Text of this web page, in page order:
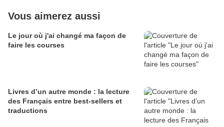
Vous aimerez aussi
Le jour où j'ai changé ma façon de
faire les courses
Livres d’un autre monde : la lecture
des Français entre best-sellers et
traductions